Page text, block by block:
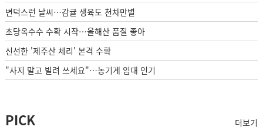
변덕스런 날씨…감귤 생육도 천차만별
초당옥수수 수확 시작…올해산 품질 좋아
신선한 '제주산 체리' 본격 수확
"사지 말고 빌려 쓰세요"…농기계 임대 인기
PICK
더보기